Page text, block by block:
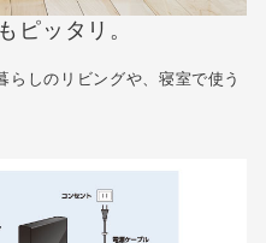
ピッタリ。
らしのリビングや、寝室で使う